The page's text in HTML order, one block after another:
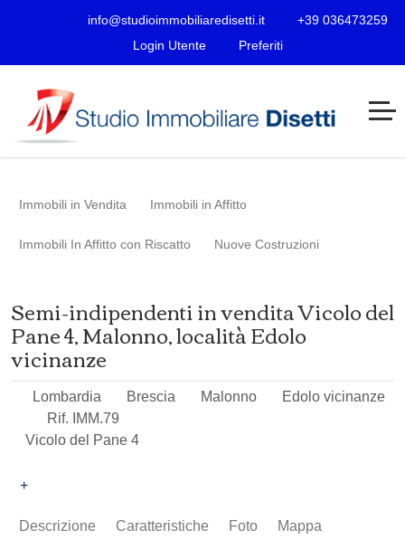
info@studioimmobiliaredisetti.it
+39 036473259
Login Utente
Preferiti
Immobili in Vendita Immobili in Affitto
Immobili In Affitto con Riscatto Nuove Costruzioni
Semi-indipendenti in vendita Vicolo del
Pane 4, Malonno, località Edolo
vicinanze
Lombardia Brescia Malonno
Edolo vicinanze
Rif. IMM.79
Vicolo del Pane 4
+
Descrizione Caratteristiche Foto Mappa